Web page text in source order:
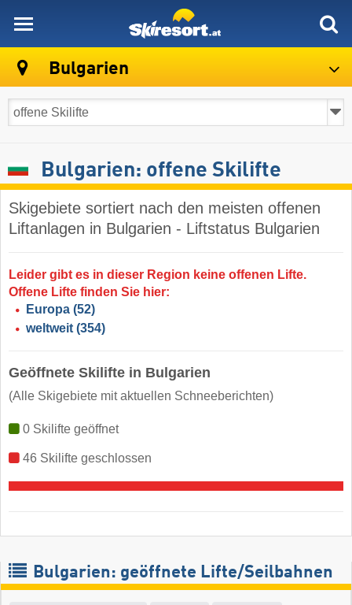
Bulgarien
Bulgarien: offene Skilifte
Skigebiete sortiert nach den meisten offenen
Liftanlagen in Bulgarien - Liftstatus Bulgarien
Leider gibt es in dieser Region keine offenen Lifte.
Offene Lifte finden Sie hier:
Europa (52)
weltweit (354)
Geöffnete Skilifte in Bulgarien
(Alle Skigebiete mit aktuellen Schneeberichten)
0 Skilifte geöffnet
46 Skilifte geschlossen
Bulgarien: geöffnete Lifte/Seilbahnen